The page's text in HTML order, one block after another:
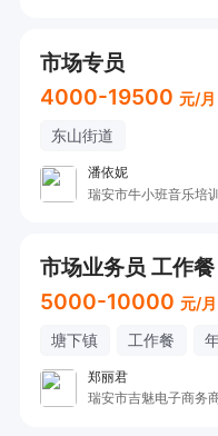
市场专员
4000-19500 元/月
东山街道
潘依妮
瑞安市牛小班音乐培
市场业务员 工作餐
5000-10000 元/月
塘下镇 工作餐
郑丽君
瑞安市吉魅电子商务